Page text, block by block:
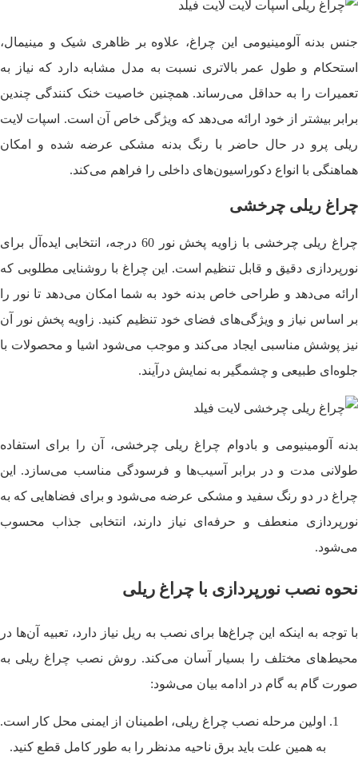
جنس بدنه آلومینیومی این چراغ، علاوه بر ظاهری شیک و مینیمال،
استحکام و طول عمر بالاتری نسبت به مدل مشابه دارد که نیاز به
تعمیرات را به حداقل می‌رساند. همچنین خاصیت خنک کنندگی چندین
برابر بیشتر از خود ارائه می‌دهد که ویژگی خاص آن است. اسپات لایت
ریلی پرو در حال حاضر با رنگ‌ بدنه مشکی عرضه شده و امکان
هماهنگی با انواع دکوراسیون‌های داخلی را فراهم می‌کند.
چراغ ریلی چرخشی
چراغ ریلی چرخشی با زاویه پخش نور 60 درجه، انتخابی ایده‌آل برای
نورپردازی دقیق و قابل تنظیم است. این چراغ با روشنایی مطلوبی که
ارائه می‌دهد و طراحی خاص بدنه خود به شما امکان می‌دهد تا نور را
بر اساس نیاز و ویژگی‌های فضای خود تنظیم کنید. زاویه پخش نور آن
نیز پوشش مناسبی ایجاد می‌کند و موجب می‌شود اشیا و محصولات با
جلوه‌ای طبیعی و چشمگیر به نمایش درآیند.
بدنه آلومینیومی و بادوام چراغ ریلی چرخشی، آن را برای استفاده
طولانی‌ مدت و در برابر آسیب‌ها و فرسودگی مناسب می‌سازد. این
چراغ در دو رنگ سفید و مشکی عرضه می‌شود و برای فضاهایی که به
نورپردازی منعطف و حرفه‌ای نیاز دارند، انتخابی جذاب محسوب
می‌شود.
نحوه نصب نورپردازی با چراغ ریلی
با توجه به اینکه این چراغ‌ها برای نصب به ریل نیاز دارد، تعبیه آن‌ها در
محیط‌های مختلف را بسیار آسان می‌کند. روش نصب چراغ ریلی به
صورت گام به گام در ادامه بیان می‌شود:
اولین مرحله نصب چراغ ریلی، اطمینان از ایمنی محل کار است.
به همین علت باید برق ناحیه مدنظر را به طور کامل قطع کنید.